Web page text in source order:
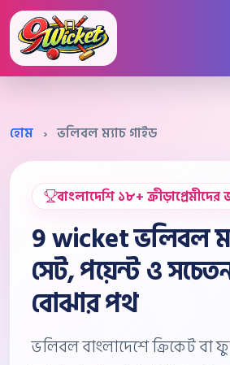
হোম › ভলিবল ম্যাচ গাইড
বাংলাদেশি ১৮+ ক্রীড়াপ্রেমীদের
9 wicket ভলিবল
সেট, পয়েন্ট ও
বোঝার পথ
ভলিবল বাংলাদেশে ক্রিকেট